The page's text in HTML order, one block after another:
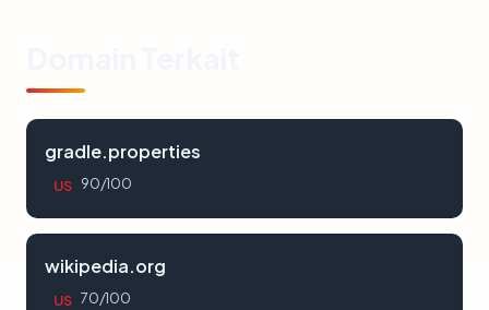
gradle.properties
US 90/100
wikipedia.org
US 70/100